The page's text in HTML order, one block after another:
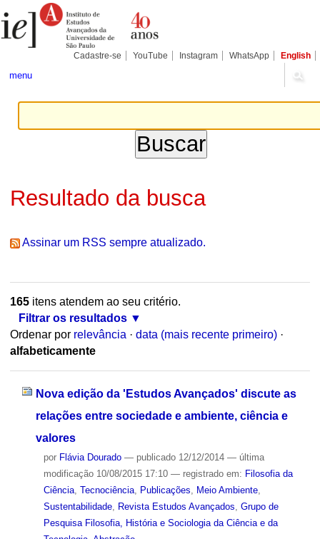
para
conteúdo.
Pessoais
Cadastre-se YouTube Instagram WhatsApp English
menu
Resultado da busca
Assinar um RSS sempre atualizado.
165itens atendem ao seu critério.
Filtrar os resultados
Ordenar por relevância · data (mais recente primeiro) ·
alfabeticamente
Nova edição da 'Estudos Avançados' discute as
relações entre sociedade e ambiente, ciência e
valores
por Flávia Dourado — publicado12/12/2014 — última
modificação10/08/2015 17:10 — registrado em: Filosofia da
Ciência, Tecnociência, Publicações Meio Ambiente,
Sustentabilidade, Revista Estudos Avançados Grupo de
Pesquisa Filosofia, História e Sociologia da Ciência e da